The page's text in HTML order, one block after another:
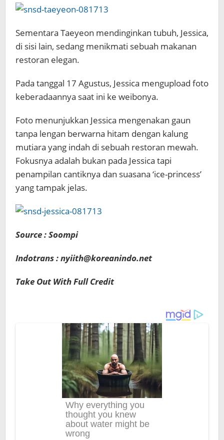
Sementara Taeyeon mendinginkan tubuh, Jessica,
di sisi lain, sedang menikmati sebuah makanan
restoran elegan.
Pada tanggal 17 Agustus, Jessica mengupload foto
keberadaannya saat ini ke weibonya.
Foto menunjukkan Jessica mengenakan gaun
tanpa lengan berwarna hitam dengan kalung
mutiara yang indah di sebuah restoran mewah.
Fokusnya adalah bukan pada Jessica tapi
penampilan cantiknya dan suasana ‘ice-princess’
yang tampak jelas.
Source : Soompi
Indotrans : nyiith@koreanindo.net
Take Out With Full Credit